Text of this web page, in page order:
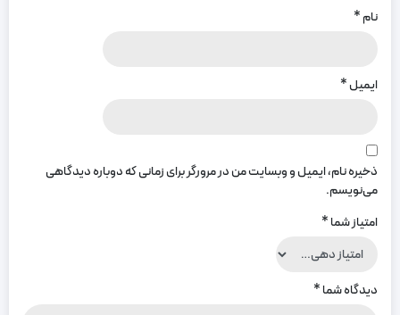
نام*
ایمیل*
ذخیره نام، ایمیل و وبسایت من در مرورگر برای زمانی که دوباره دیدگاهی
می‌نویسم.
امتیاز شما*
دیدگاه شما*